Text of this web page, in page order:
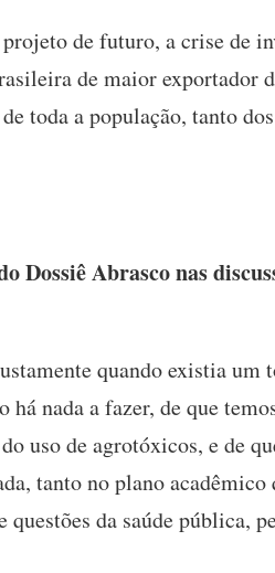
de futuro, a crise de
de maior exportador
toda a população, tanto
Abrasco nas
quando existia um
nada a fazer, de que
uso de agrotóxicos, e de
tanto no plano acadêmico
da saúde pública,